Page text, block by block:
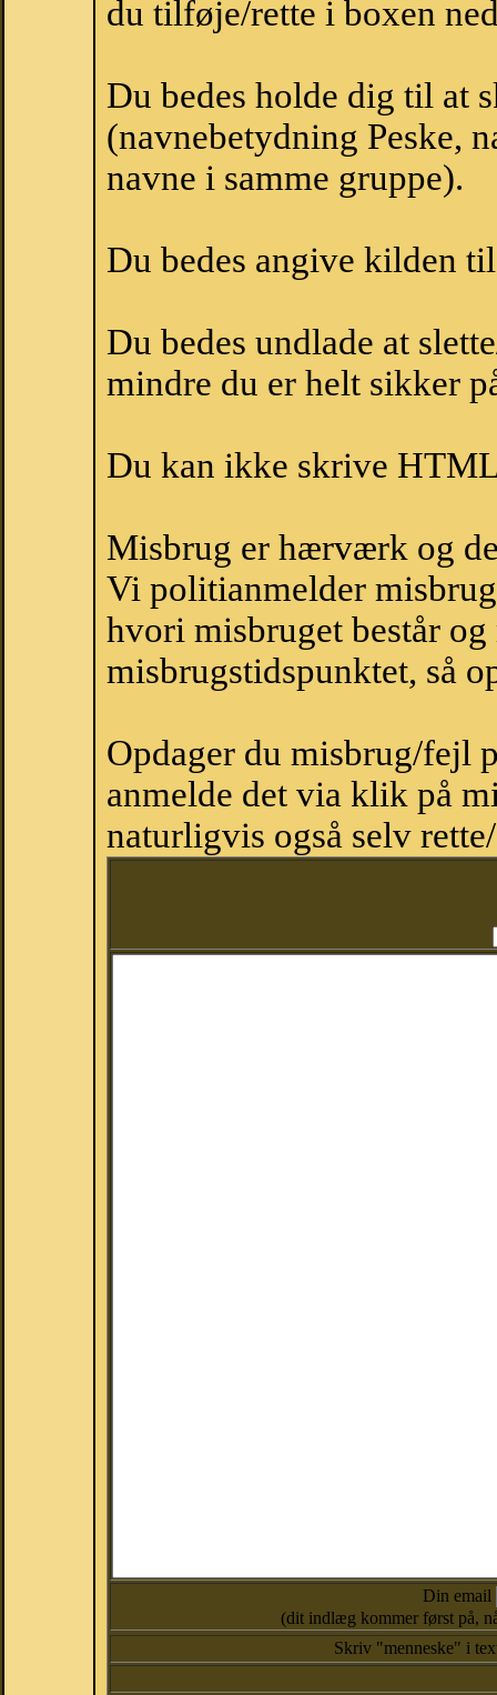
du tilføje/rette i boxen
Du bedes holde dig til at
(navnebetydning Peske,
navne i samme gruppe).
Du bedes angive kilden
Du bedes undlade at
mindre du er helt sikker
Du kan ikke skrive
Misbrug er hærværk og
Vi politianmelder
hvori misbruget består
misbrugstidspunktet, så
Opdager du misbrug/fejl
anmelde det via klik på
naturligvis også selv
Din email
(dit indlæg kommer først på,
Skriv "menneske" i